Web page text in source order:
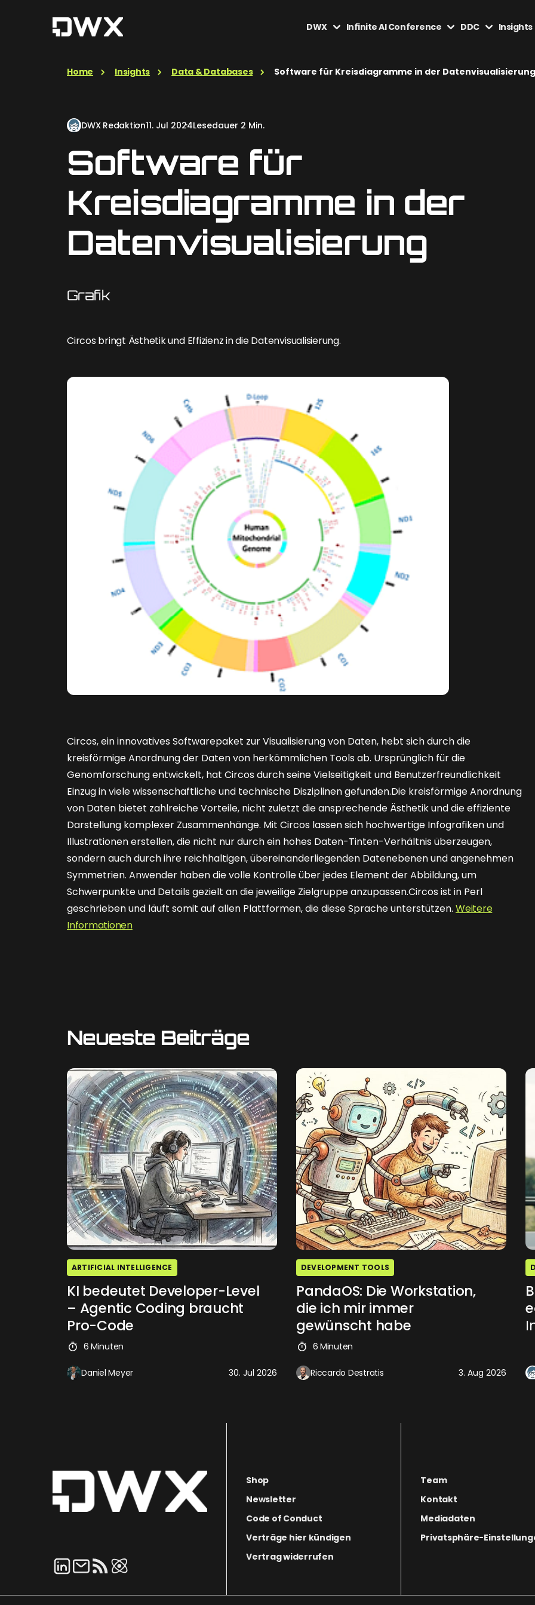
DWX Infinite AI Conference DDC Insights
Home Insights Data & Databases Software für Kreisdiagramme in der Datenvisualisierung
DWX Redaktion11. Jul 2024Lesedauer 2 Min.
Software für
Kreisdiagramme in der
Datenvisualisierung
Grafik
Circos bringt Ästhetik und Effizienz in die Datenvisualisierung.
Circos, ein innovatives Softwarepaket zur Visualisierung von Daten, hebt sich durch die
kreisförmige Anordnung der Daten von herkömmlichen Tools ab. Ursprünglich für die
Genomforschung entwickelt, hat Circos durch seine Vielseitigkeit und Benutzerfreundlichkeit
Einzug in viele wissenschaftliche und technische Disziplinen gefunden.Die kreisförmige Anordnung
von Daten bietet zahlreiche Vorteile, nicht zuletzt die ansprechende Ästhetik und die effiziente
Darstellung komplexer Zusammenhänge. Mit Circos lassen sich hochwertige Infografiken und
Illustrationen erstellen, die nicht nur durch ein hohes Daten-Tinten-Verhältnis überzeugen,
sondern auch durch ihre reichhaltigen, übereinanderliegenden Datenebenen und angenehmen
Symmetrien. Anwender haben die volle Kontrolle über jedes Element der Abbildung, um
Schwerpunkte und Details gezielt an die jeweilige Zielgruppe anzupassen.Circos ist in Perl
geschrieben und läuft somit auf allen Plattformen, die diese Sprache unterstützen. Weitere
Informationen
Neueste Beiträge
ARTIFICIAL INTELLIGENCE
KI bedeutet Developer-Level
– Agentic Coding braucht
Pro-Code
6 Minuten
Daniel Meyer 30. Jul 2026
DEVELOPMENT TOOLS
PandaOS: Die Workstation,
die ich mir immer
gewünscht habe
6 Minuten
Riccardo Destratis 3. Aug 2026
Shop
Newsletter
Code of Conduct
Verträge hier kündigen
Vertrag widerrufen
Team
Kontakt
Mediadaten
Privatsphäre-